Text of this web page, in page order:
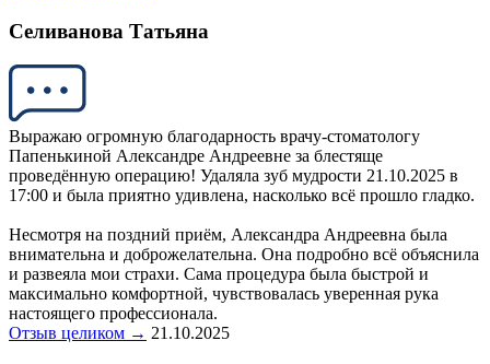
Селиванова Татьяна
Выражаю огромную благодарность врачу-стоматологу
Папенькиной Александре Андреевне за блестяще
проведённую операцию! Удаляла зуб мудрости 21.10.2025 в
17:00 и была приятно удивлена, насколько всё прошло гладко.
Несмотря на поздний приём, Александра Андреевна была
внимательна и доброжелательна. Она подробно всё объяснила
и развеяла мои страхи. Сама процедура была быстрой и
максимально комфортной, чувствовалась уверенная рука
настоящего профессионала.
Отзыв целиком → 21.10.2025